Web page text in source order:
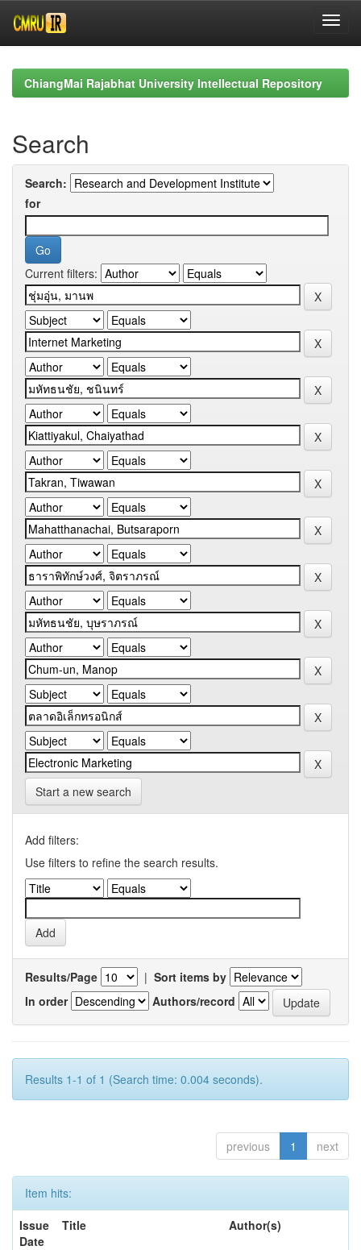
navigationChiangMai Rajabhat University Intellectual Repository
Search
Search:
for
Current filters:
Start a new search
Add filters:
Use filters to refine the search results.
Results/Page | Sort items by
In order
Authors/record
Results 1-1 of 1 (Search time: 0.004 seconds).
previous 1 next
Item hits:
Issue
Date
Title Author(s)